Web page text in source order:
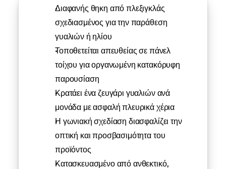
Διαφανής θηκη από πλεξιγκλάς
σχεδιασμένος για την παράθεση
γυαλιών ή ηλίου
Τοποθετείται απευθείας σε πάνελ
τοίχου για οργανωμένη κατακόρυφη
παρουσίαση
Κρατάει ένα ζευγάρι γυαλιών ανά
μονάδα με ασφαλή πλευρικά χέρια
Η γωνιακή σχεδίαση διασφαλίζει την
οπτική και προσβασιμότητα του
προϊόντος
Κατασκευασμένο από ανθεκτικό,